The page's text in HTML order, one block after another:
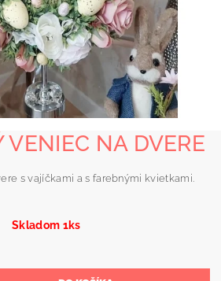
VENIEC NA DVERE
s vajíčkami a s farebnými kvietkami.
Skladom 1ks